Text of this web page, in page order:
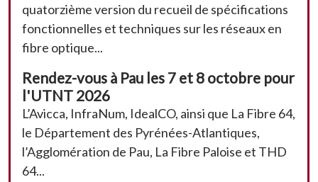
quatorzième version du recueil de spécifications
fonctionnelles et techniques sur les réseaux en
fibre optique...
Rendez-vous à Pau les 7 et 8 octobre pour
l'UTNT 2026
L’Avicca, InfraNum, IdealCO, ainsi que La Fibre 64,
le Département des Pyrénées-Atlantiques,
l’Agglomération de Pau, La Fibre Paloise et THD
64...